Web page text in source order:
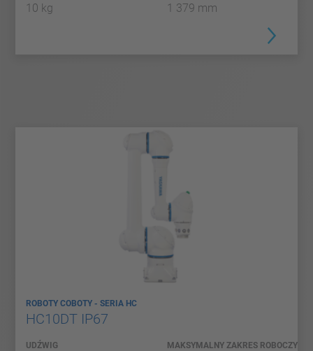
10 kg 1 379 mm
ROBOTY COBOTY - SERIA HC
HC10DT IP67
UDŹWIG MAKSYMALNY ZAKRES ROBOCZY